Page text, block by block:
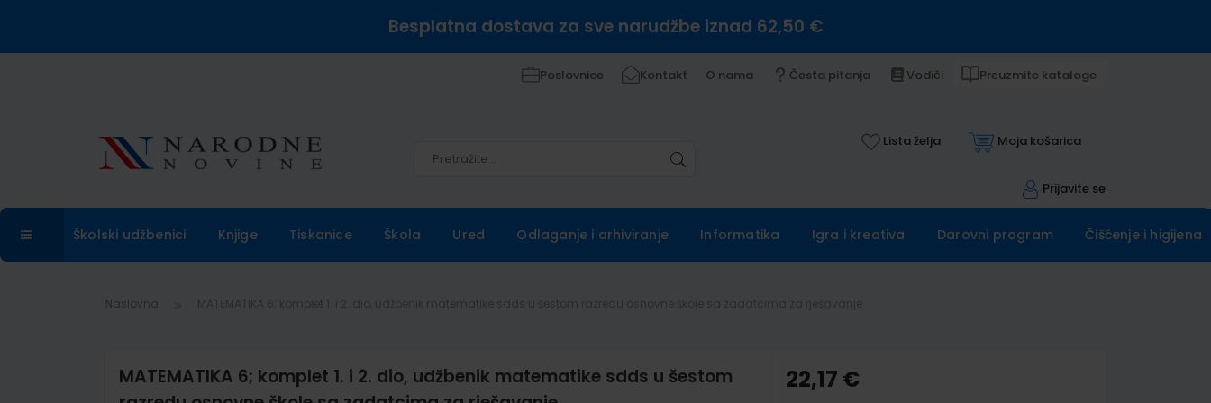
Besplatna dostava za sve narudžbe iznad 62,50 €
Poslovnice Kontakt O nama Česta pitanja Vodiči Preuzmite kataloge
Lista želja Moja košarica
Prijavite se
Školski udžbenici Knjige Tiskanice Škola Ured Odlaganje i arhiviranje Informatika Igra i kreativa Darovni program Čišćenje i higijena
Naslovna
MATEMATIKA 6; komplet 1. i 2. dio, udžbenik matematike sdds u šestom
22,17 €